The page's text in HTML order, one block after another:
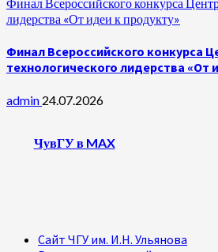
лидерства «От идеи к продукту»
Финал Всероссийского конкурса
технологического лидерства «От
admin 24.07.2026
ЧувГУ в MAX
Сайт ЧГУ им. И.Н. Ульянова